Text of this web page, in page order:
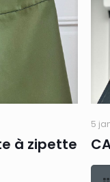
à zipette
5